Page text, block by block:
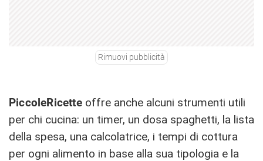
Rimuovi pubblicità
PiccoleRicetteoffre anche alcuni strumenti utili
per chi cucina: un timer, un dosa spaghetti, la lista
della spesa, una calcolatrice, i tempi di cottura
per ogni alimento in base alla sua tipologia e la